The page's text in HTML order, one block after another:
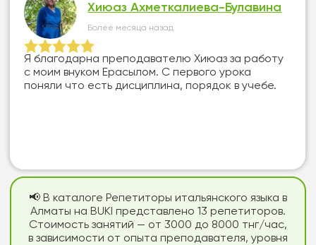
Хиюаз Ахметкалиева-Булавина
Более месяца назад
Я благодарна преподавателю Хиюаз за работу
с моим внуком Ерасылом. С первого урока
поняли что есть дисциплина, порядок в учебе.
📢 В каталоге Репетиторы итальянского языка в
Алматы на BUKI представлено 13 репетиторов.
Стоимость занятий — от 3000 до 8000 тнг/час,
в зависимости от опыта преподавателя, уровня